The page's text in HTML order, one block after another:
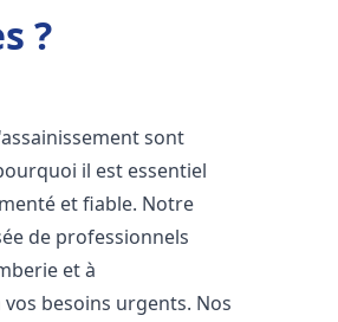
?
sont
il est essentiel
et fiable. Notre
de professionnels
et à
besoins urgents. Nos